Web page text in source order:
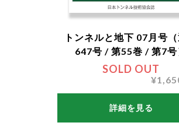
SOLD OUT
トンネルと地下 07月号
647号 / 第55巻 / 第7号
詳細を見る